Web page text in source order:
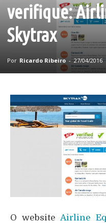
verifique:
Skytrax
Por Ricardo Ribeiro - 27/04/2016
O website Airline